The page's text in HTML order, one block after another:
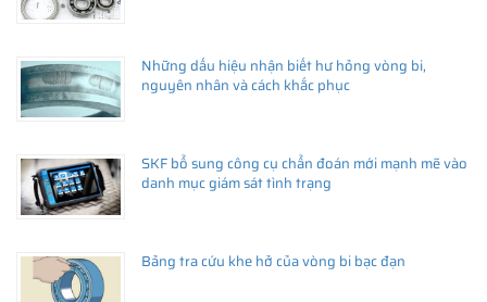
Những dấu hiệu nhận biết hư hỏng vòng bi,
nguyên nhân và cách khắc phục
SKF bổ sung công cụ chẩn đoán mới mạnh mẽ vào
danh mục giám sát tình trạng
Bảng tra cứu khe hở của vòng bi bạc đạn